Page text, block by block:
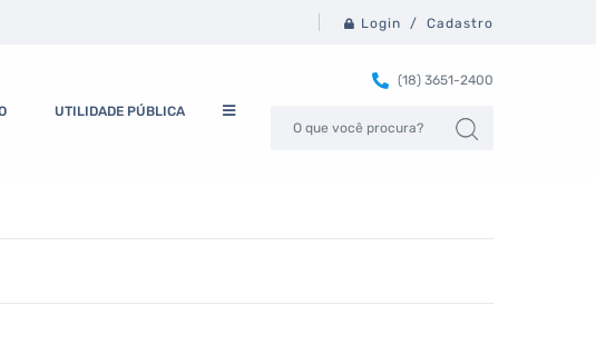
Login / Cadastro
UTILIDADE PÚBLICA
(18) 3651-2400